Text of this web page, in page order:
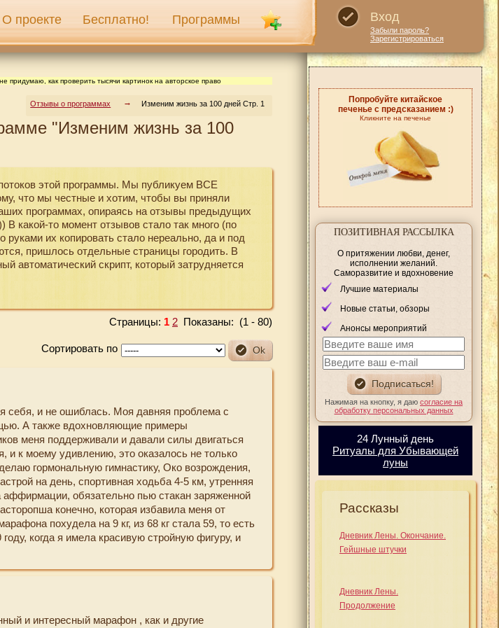
О проекте Бесплатно! Программы Вход
Забыли пароль?
Зарегистрироваться
придумаю, как проверить тысячи картинок на авторское право
Отзывы о программах Изменим жизнь за 100 дней Стр. 1
"Изменим жизнь за 100
этой программы. Мы публикуем ВСЕ
что мы честные и хотим, чтобы вы приняли
программах, опираясь на отзывы предыдущих
какой-то момент отзывов стало так много (по
руками их копировать стало нереально, да и под
пришлось отдельные страницы городить. В
автоматический скрипт, который затрудняется
Страницы: 1 2 Показаны: (1 - 80)
Сортировать по
себя, и не ошиблась. Моя давняя проблема с
А также вдохновляющие примеры
меня поддерживали и давали силы двигаться
и к моему удивлению, это оказалось не только
гормональную гимнастику, Око возрождения,
на день, спортивная ходьба 4-5 км, утренняя
обязательно пью стакан заряженной
конечно, которая избавила меня от
похудела на 9 кг, из 68 кг стала 59, то есть
когда я имела красивую стройную фигуру, и
остаться одной, практикую медитацию Ошо
эл.почте расчистила за 8 лет), на что никак
работах. Изменилась я, изменились мне
и интересный марафон , как и другие
Попробуйте китайское
печенье с предсказанием :)
Кликните на печенье
ПОЗИТИВНАЯ РАССЫЛКА
О притяжении любви, денег,
исполнении желаний.
Саморазвитие и вдохновение
Лучшие материалы
Новые статьи, обзоры
Анонсы мероприятий
Нажимая на кнопку, я даю согласие на
обработку персональных данных
24 Лунный день
Ритуалы для Убывающей
луны
Рассказы
Дневник Лены. Окончание.
Гейшные штучки
Дневник Лены.
Продолжение